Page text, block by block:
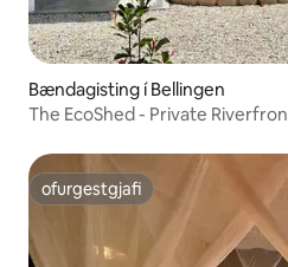
Bændagisting í Bellingen
The EcoShed - Private
ofurgestgjafi
ofurgestgjafi